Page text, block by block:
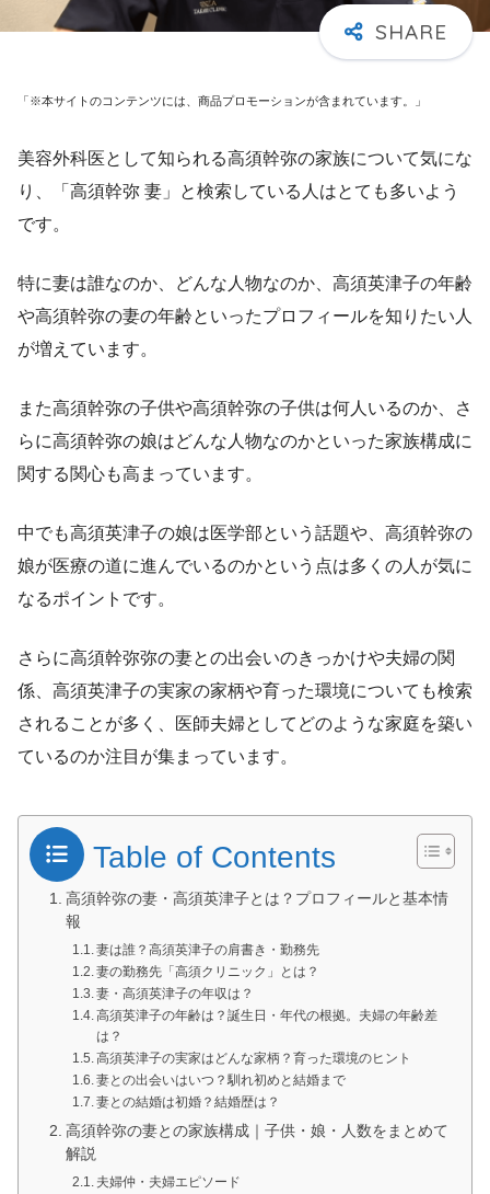
「※本サイトのコンテンツには、商品プロモーションが含まれています。」
美容外科医として知られる高須幹弥の家族について気にな
り、「高須幹弥 妻」と検索している人はとても多いよう
です。
特に妻は誰なのか、どんな人物なのか、高須英津子の年齢
や高須幹弥の妻の年齢といったプロフィールを知りたい人
が増えています。
また高須幹弥の子供や高須幹弥の子供は何人いるのか、さ
らに高須幹弥の娘はどんな人物なのかといった家族構成に
関する関心も高まっています。
中でも高須英津子の娘は医学部という話題や、高須幹弥の
娘が医療の道に進んでいるのかという点は多くの人が気に
なるポイントです。
さらに高須幹弥弥の妻との出会いのきっかけや夫婦の関
係、高須英津子の実家の家柄や育った環境についても検索
されることが多く、医師夫婦としてどのような家庭を築い
ているのか注目が集まっています。
Table of Contents
高須幹弥の妻・高須英津子とは？プロフィールと基本情
報
妻は誰？高須英津子の肩書き・勤務先
妻の勤務先「高須クリニック」とは？
妻・高須英津子の年収は？
高須英津子の年齢は？誕生日・年代の根拠。夫婦の年齢差
は？
高須英津子の実家はどんな家柄？育った環境のヒント
妻との出会いはいつ？馴れ初めと結婚まで
妻との結婚は初婚？結婚歴は？
高須幹弥の妻との家族構成｜子供・娘・人数をまとめて
解説
夫婦仲・夫婦エピソード